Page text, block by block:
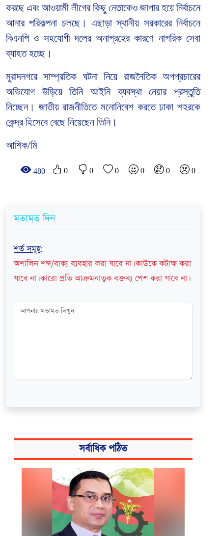
করছে এবং আওয়ামী লীগের কিছু নেতাকেও জাপার হয়ে নির্বাচনে
আনার পরিকল্পনা চলছে। এছাড়া স্থানীয় সরকারের নির্বাচনে
বিএনপি ও সহযোগী দলের অনাগ্রহের কারণে নাগরিক সেবা
ব্যাহত হচ্ছে।
মুরাদনগরে সাম্প্রতিক ঘটনা নিয়ে রাজনৈতিক অপপ্রচারের
অভিযোগ উড়িয়ে তিনি আইনি ব্যবস্থা নেয়ার প্রস্তুতি
নিচ্ছেন। জাতীয় রাজনীতিতে মনোনিবেশ করতে ঢাকা শহরকে
কেন্দ্র হিসেবে বেছে নিয়েছেন তিনি।
আশিক/মি
480 0 0 0 0 0 0
মতামত দিন
শর্ত সমূহ:
অশালিন শব্দ/বাক্য ব্যবহার করা যাবে না। কাউকে কটাক্ষ করা
যাবে না। কারো প্রতি আক্রমনাত্বক বক্তব্য পেশ করা যাবে না।
সর্বাধিক পঠিত